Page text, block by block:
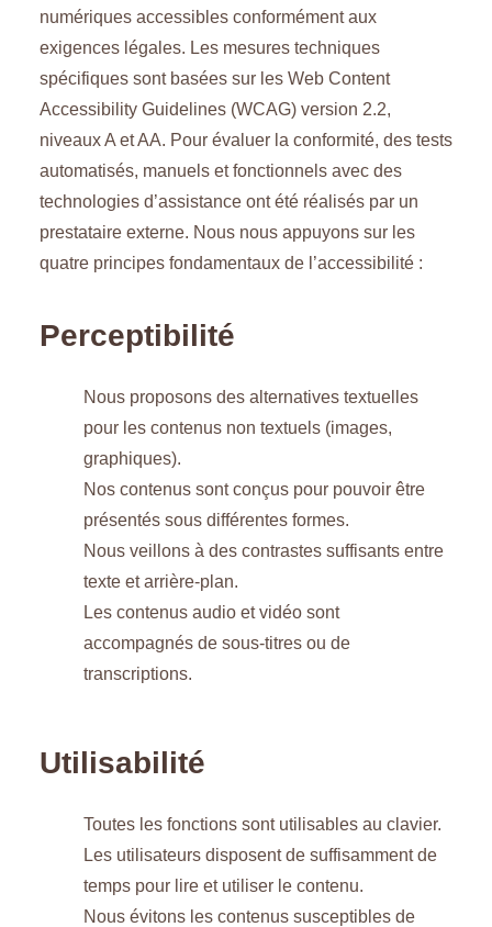
numériques accessibles conformément aux
exigences légales. Les mesures techniques
spécifiques sont basées sur les Web Content
Accessibility Guidelines (WCAG) version 2.2,
niveaux A et AA. Pour évaluer la conformité, des tests
automatisés, manuels et fonctionnels avec des
technologies d’assistance ont été réalisés par un
prestataire externe. Nous nous appuyons sur les
quatre principes fondamentaux de l’accessibilité :
Perceptibilité
Nous proposons des alternatives textuelles
pour les contenus non textuels (images,
graphiques).
Nos contenus sont conçus pour pouvoir être
présentés sous différentes formes.
Nous veillons à des contrastes suffisants entre
texte et arrière-plan.
Les contenus audio et vidéo sont
accompagnés de sous-titres ou de
transcriptions.
Utilisabilité
Toutes les fonctions sont utilisables au clavier.
Les utilisateurs disposent de suffisamment de
temps pour lire et utiliser le contenu.
Nous évitons les contenus susceptibles de